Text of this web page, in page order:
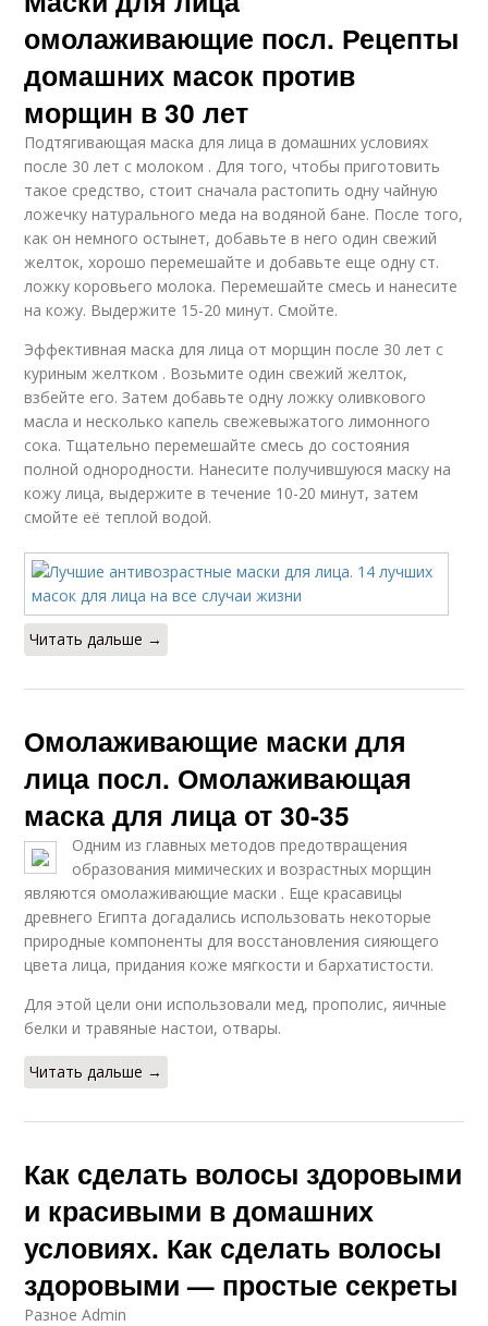
омолаживающие посл. Рецепты
домашних масок против
морщин в 30 лет
Подтягивающая маска для лица в домашних условиях
после 30 лет с молоком . Для того, чтобы приготовить
такое средство, стоит сначала растопить одну чайную
ложечку натурального меда на водяной бане. После того,
как он немного остынет, добавьте в него один свежий
желток, хорошо перемешайте и добавьте еще одну ст.
ложку коровьего молока. Перемешайте смесь и нанесите
на кожу. Выдержите 15-20 минут. Смойте.
Эффективная маска для лица от морщин после 30 лет с
куриным желтком . Возьмите один свежий желток,
взбейте его. Затем добавьте одну ложку оливкового
масла и несколько капель свежевыжатого лимонного
сока. Тщательно перемешайте смесь до состояния
полной однородности. Нанесите получившуюся маску на
кожу лица, выдержите в течение 10-20 минут, затем
смойте её теплой водой.
Читать дальше →
Омолаживающие маски для
лица посл. Омолаживающая
маска для лица от 30-35
Одним из главных методов предотвращения
образования мимических и возрастных морщин
являются омолаживающие маски . Еще красавицы
древнего Египта догадались использовать некоторые
природные компоненты для восстановления сияющего
цвета лица, придания коже мягкости и бархатистости.
Для этой цели они использовали мед, прополис, яичные
белки и травяные настои, отвары.
Читать дальше →
Как сделать волосы здоровыми
и красивыми в домашних
условиях. Как сделать волосы
здоровыми — простые секреты
Разное Admin